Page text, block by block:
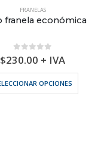
FRANELAS
franela económica
0 out of 5
$230.00 + IVA
OPCIONES
Este producto tiene múltiples variantes. Las opciones se